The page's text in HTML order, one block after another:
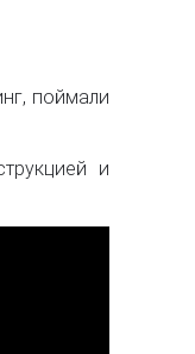
поймали
и